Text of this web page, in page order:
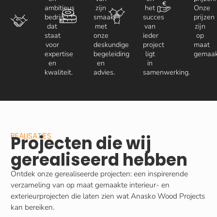
ambitieus
bedrijf
dat
staat
voor
expertise
en
kwaliteit.
zijn
smaak,
met
onze
deskundige
begeleiding
en
advies.
het
succes
van
ieder
project
ligt
in
samenwerking.
Onze
prijzen
zijn
op
maat
REALISATIES
Projecten die wij
gerealiseerd hebben
Ontdek onze gerealiseerde projecten: een inspirerende
verzameling van op maat gemaakte interieur- en
exterieurprojecten die laten zien wat Anasko Wood Projects
kan bereiken.